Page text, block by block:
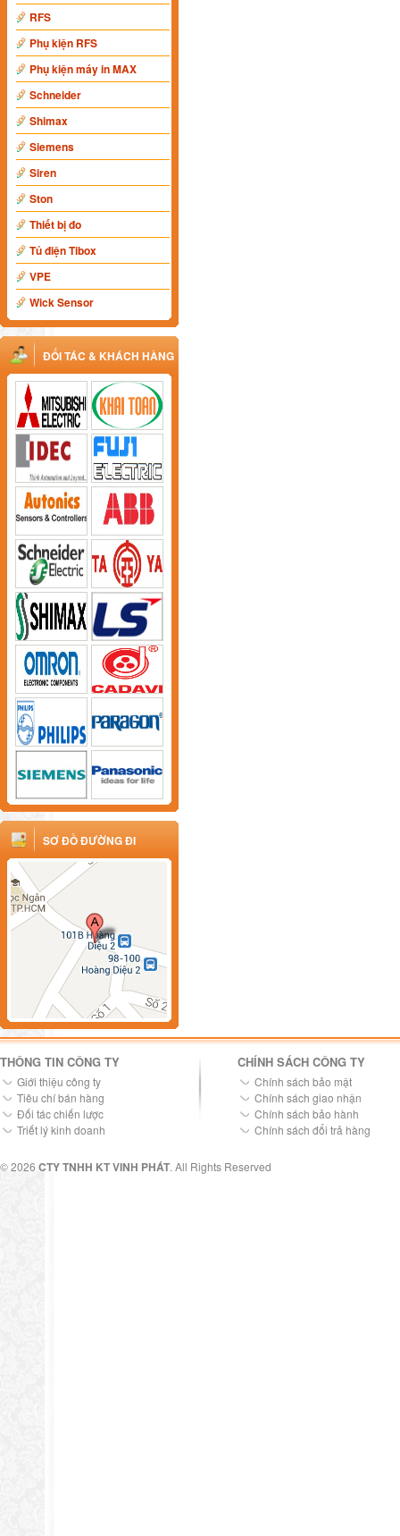
RFS
Phụ kiện RFS
Phụ kiện máy in MAX
Schneider
Shimax
Siemens
Siren
Ston
Thiết bị đo
Tủ điện Tibox
VPE
Wick Sensor
ĐỐI TÁC & KHÁCH HÀNG
SƠ ĐỒ ĐƯỜNG ĐI
THÔNG TIN CÔNG TY
Giới thiệu công ty
Tiêu chí bán hàng
Đối tác chiến lược
Triết lý kinh doanh
CHÍNH SÁCH CÔNG TY
Chính sách bảo mật
Chính sách giao nhận
Chính sách bảo hành
Chính sách đổi trả hàng
© 2026 CTY TNHH KT VINH PHÁT. All Rights Reserved